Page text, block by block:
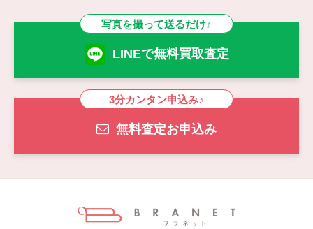
LINEで無料買取査定
写真を撮って送るだけ♪
無料査定お申込み
3分カンタン申込み♪